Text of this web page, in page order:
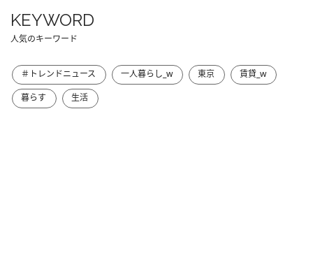
KEYWORD
人気のキーワード
＃トレンドニュース 一人暮らし_w 東京
賃貸_w
暮らす
生活